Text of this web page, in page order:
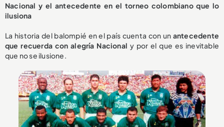
Nacional y el antecedente en el torneo colombiano que lo
ilusiona
La historia del balompié en el país cuenta con un antecedente
que recuerda con alegría Nacional y por el que es inevitable
que no se ilusione.